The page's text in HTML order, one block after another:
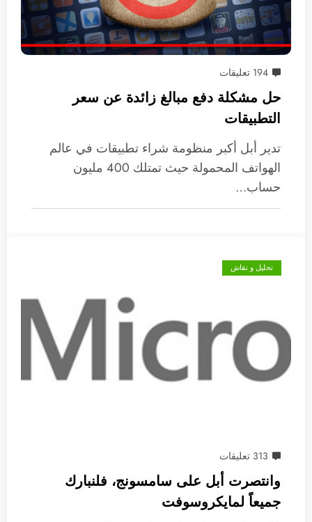
194 تعليقات
حل مشكلة دفع مبالغ زائدة عن سعر
التطبيقات
تدير أبل أكبر منظومة شراء تطبيقات في عالم
الهواتف المحمولة حيث تمتلك 400 مليون
حساب…
تحليل و نقاش
313 تعليقات
وانتصرت أبل على سامسونج، فلنبارك
جميعاً لمايكروسوفت